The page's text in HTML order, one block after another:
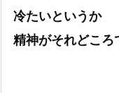
冷たいというか
精神がそれどころ